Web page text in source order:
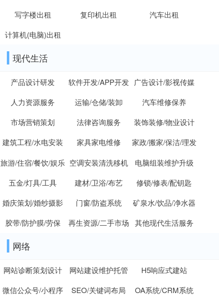
写字楼出租
复印机出租
汽车出租
计算机(电脑)出租
现代生活
产品设计研发 软件开发/APP开发 广告设计/影视传媒
人力资源服务
运输/仓储/装卸
汽车维修保养
市场营销策划
法律咨询服务
装饰装修/物业设计
建筑工程/水电安装
家具家电维修
家政/搬家/保洁/理发
旅游/住宿/餐饮/娱乐 空调安装清洗移机
电脑组装维护升级
五金/灯具/工具
建材/卫浴/布艺
修锁/修表/配钥匙
婚庆策划/婚纱摄影
门窗/防盗系统
矿泉水/饮品/净水器
胶带/防护膜/劳保
再生资源/二手市场 其他现代生活服务
网络
网站诊断策划设计 网站建设维护托管
H5响应式建站
微信公众号/小程序
SEO/关键词布局
OA系统/CRM系统